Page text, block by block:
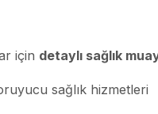
için detaylı sağlık
sağlık hizmetleri